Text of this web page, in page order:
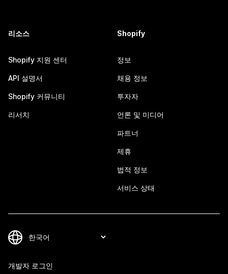
리소스
Shopify 지원 센터
API 설명서
Shopify 커뮤니티
리서치
Shopify
정보
채용 정보
투자자
언론 및 미디어
파트너
제휴
법적 정보
서비스 상태
개발자 로그인